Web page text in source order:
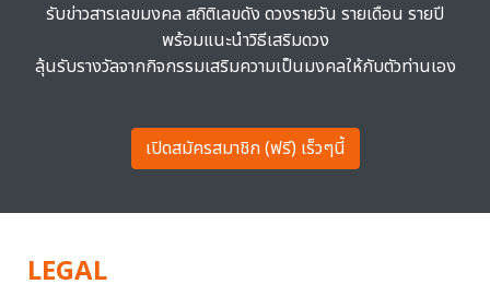
รับข่าวสารเลขมงคล สถิติเลขดัง ดวงรายวัน รายเดือน รายปี
พร้อมแนะนำวิธีเสริมดวง
ลุ้นรับรางวัลจากกิจกรรมเสริมความเป็นมงคลให้กับตัวท่านเอง
เปิดสมัครสมาชิก (ฟรี) เร็วๆนี้
LEGAL